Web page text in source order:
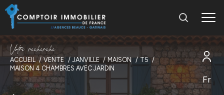
Fr
Votre recherche
ACCUEIL VENTE JANVILLE MAISON
T5
MAISON 4 CHAMBRES AVEC JARDIN